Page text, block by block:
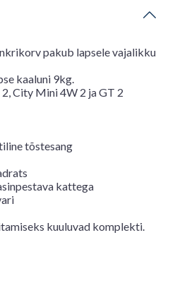
pakub lapsele vajalikku
kaaluni 9kg.
City Mini 4W 2 ja GT 2
tõstesang
kattega
kuuluvad komplekti.